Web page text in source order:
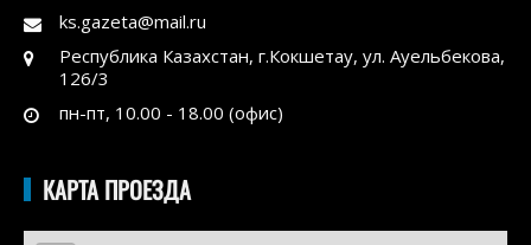
ks.gazeta@mail.ru
Республика Казахстан, г.Кокшетау, ул. Ауельбекова,
126/3
пн-пт, 10.00 - 18.00 (офис)
КАРТА ПРОЕЗДА